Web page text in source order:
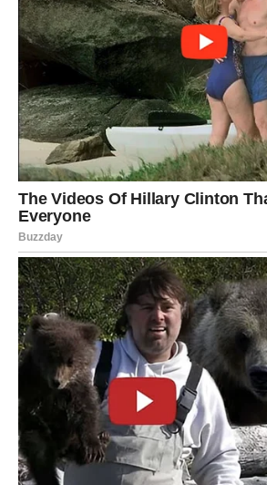
iznenađenje
Ako postoji nešto što će obeležiti vaš
iznenađenje koje niste očekivali.
događaj koji će vas ostaviti bez teksta
se dobre stvari dešavaju upravo onda
očekujemo.
Ostvarenje jedne velike
Mnogi Lavovi će tokom jula doživeti
već dugo nose u svom srcu. Možda
poslu, novcu ili porodičnoj sreći, ali
bićete iskreno srećni.
Osećaj zahvalnosti i zadovoljstva
čitavog meseca. Konačno ćete imati
strpljenje i borba isplate.